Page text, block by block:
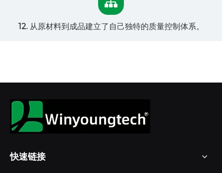
12.从原材料到成品建立了自己独特的质量控制体系。
快速链接